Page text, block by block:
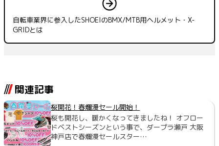
自転車業界に参入したSHOEIのBMX/MTB用ヘルメット・X-
GRIDとは
関連記事
桜開花！春爛漫セール開始！
桜も開花し、暖かくなってきましたね！ オフロー
ドベストシーズンという事で、ダープラ瀬戸 大阪
神戸店で春爛漫セールスター…